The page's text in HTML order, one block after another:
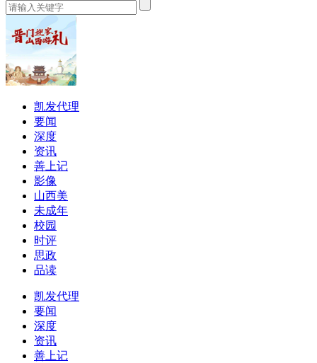
凯发代理
要闻
深度
资讯
善上记
影像
山西美
未成年
校园
时评
思政
品读
凯发代理
要闻
深度
资讯
善上记